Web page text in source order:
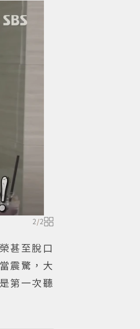
2/2
甚至脫口
震驚，大
第一次聽